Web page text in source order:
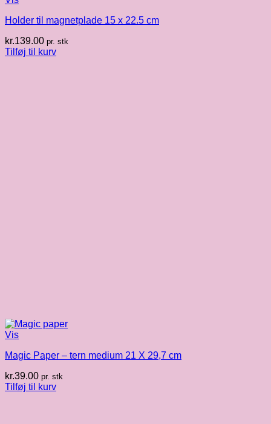
Holder til magnetplade 15 x 22.5 cm
kr.139.00 pr. stk
Tilføj til kurv
Vis
Magic Paper – tern medium 21 X 29,7 cm
kr.39.00 pr. stk
Tilføj til kurv